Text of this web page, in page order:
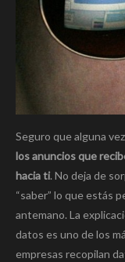
Seguro que alguna
los anuncios que
hacia ti. No deja de
“saber” lo que estás
antemano. La
datos es uno de los
empresas recopilan